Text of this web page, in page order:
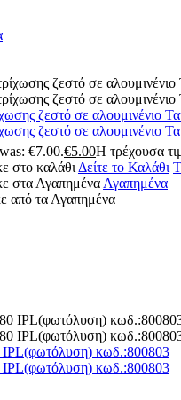
ζεστό σε αλουμινένιο
ζεστό σε αλουμινένιο
€7.00.€5.00Η τρέχουσα
στο καλάθι Δείτε το Καλάθι
στα Αγαπημένα Αγαπημένα
από τα Αγαπημένα
κωδ.:800803
κωδ.:800803